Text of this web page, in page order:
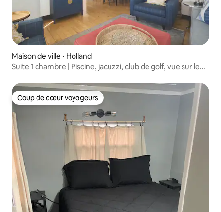
Maison de ville ⋅ Holland
Suite 1 chambre | Piscine, jacuzzi, club de golf, vue sur le
Coup de cœur voyageurs
Coup de cœur voyageurs